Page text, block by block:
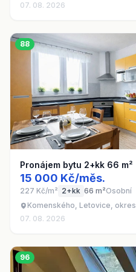
07. 08. 2026
88
Pronájem bytu 2+kk 66 m²
15 000 Kč/měs.
227 Kč/m² 2+kk 66 m²Osobní
Komenského, Letovice,
07. 08. 2026
96